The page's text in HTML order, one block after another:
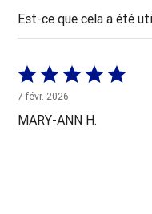
Est-ce que cela a été
Coté
5 sur
5
7 févr. 2026
MARY-ANN H.